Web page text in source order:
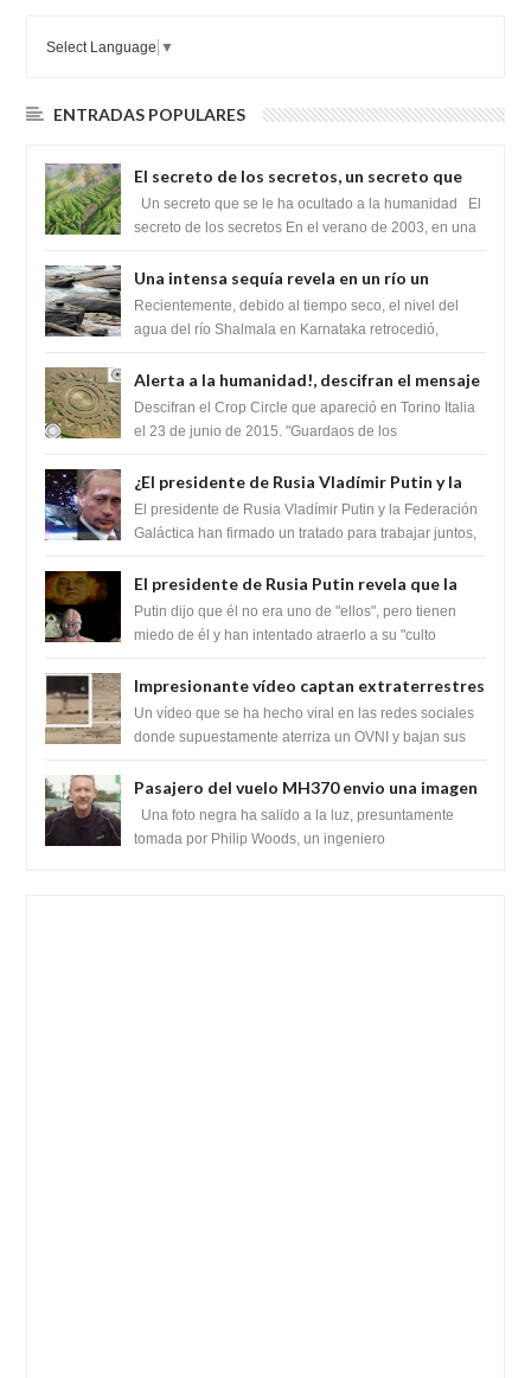
Select Language ▼
ENTRADAS POPULARES
El secreto de los secretos, un secreto que
cambiaría por completo el destino de la
humanidad
Un secreto que se le ha ocultado a la humanidad El
secreto de los secretos En el verano de 2003, en una
Una intensa sequía revela en un río un
impresionante hallazgo de miles de Shiva
Lingas
Recientemente, debido al tiempo seco, el nivel del
agua del río Shalmala en Karnataka retrocedió,
Alerta a la humanidad!, descifran el mensaje
del Crop Circle de Torino ,Italia
Descifran el Crop Circle que apareció en Torino Italia
el 23 de junio de 2015. "Guardaos de los
¿El presidente de Rusia Vladímir Putin y la
Federación Galactica han firmado un
tratado para acabar con los Sionistas?
El presidente de Rusia Vladímir Putin y la Federación
Galáctica han firmado un tratado para trabajar juntos,
El presidente de Rusia Putin revela que la
clase dominante en el mundo son los
híbridos reptiles
Putin dijo que él no era uno de "ellos", pero tienen
miedo de él y han intentado atraerlo a su "culto
Impresionante vídeo captan extraterrestres
bajando de un OVNI en Arabia Saudita
Un vídeo que se ha hecho viral en las redes sociales
donde supuestamente aterriza un OVNI y bajan sus
Pasajero del vuelo MH370 envio una imagen
y texto desde la Isla Diego Garcia
Una foto negra ha salido a la luz, presuntamente
tomada por Philip Woods, un ingeniero